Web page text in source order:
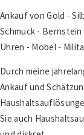
Ankauf von Gold -
Schmuck -
Uhren - Möbel -
Durch meine
Ankauf und
Sie auch